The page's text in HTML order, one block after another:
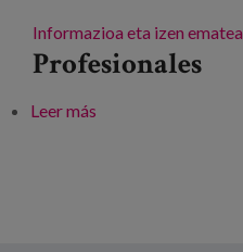
Informazioa eta izen ematea
Profesionales
Leer más